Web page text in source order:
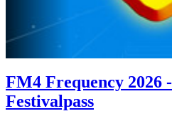
FM4 Frequency 2026
Festivalpass